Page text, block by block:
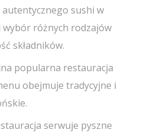
sushi w
różnych rodzajów
składników.
popularna restauracja
obejmuje tradycyjne i
serwuje pyszne